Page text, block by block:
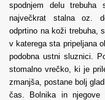
spodnjem delu trebuha
največkrat stalna oz.
odprtino na koži trebuha,
v katerega sta pripeljana
podobna ustni sluznici.
stomalno vrečko, ki je
zmanjša, postane bolj
čas. Bolnika in